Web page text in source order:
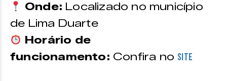
Onde: Localizado no município
de Lima Duarte
Horário de
funcionamento: Confira no site